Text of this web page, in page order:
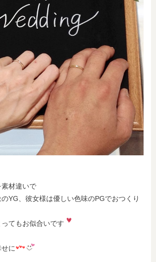
材違いで
YG、彼女様は優しい色味のPGでおつくり
てもお似合いです
に